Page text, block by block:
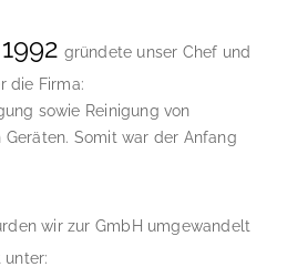
gründete unser Chef und
die Firma:
sowie Reinigung von
Somit war der Anfang
wir zur GmbH umgewandelt